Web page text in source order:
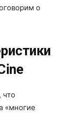
о
что
«многие